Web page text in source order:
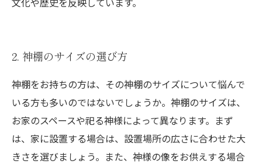
2. 神棚のサイズの選び方
神棚をお持ちの方は、その神棚のサイズについて悩んで
いる方も多いのではないでしょうか。神棚のサイズは、
お家のスペースや祀る神様によって異なります。まず
は、家に設置する場合は、設置場所の広さに合わせた大
きさを選びましょう。また、神様の像をお供えする場合